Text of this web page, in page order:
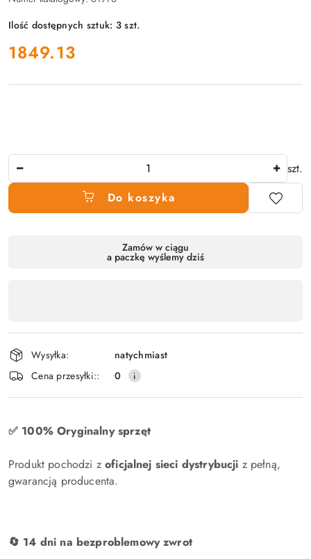
Ilość dostępnych sztuk: 3szt.
cena:
1849.13
szt.
Do koszyka
dostawa
Zamów w ciągu
a paczkę wyślemy dziś
Wysyłka:
natychmiast
Cena przesyłki::
0
✅ 100% Oryginalny sprzęt
Produkt pochodzi zoficjalnej sieci dystrybucji z pełną,
gwarancją producenta.
🔄 14 dni na bezproblemowy zwrot